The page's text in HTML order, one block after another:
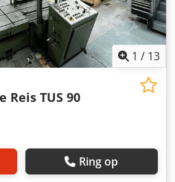
1 / 13
Reis TUS 90
Ring op